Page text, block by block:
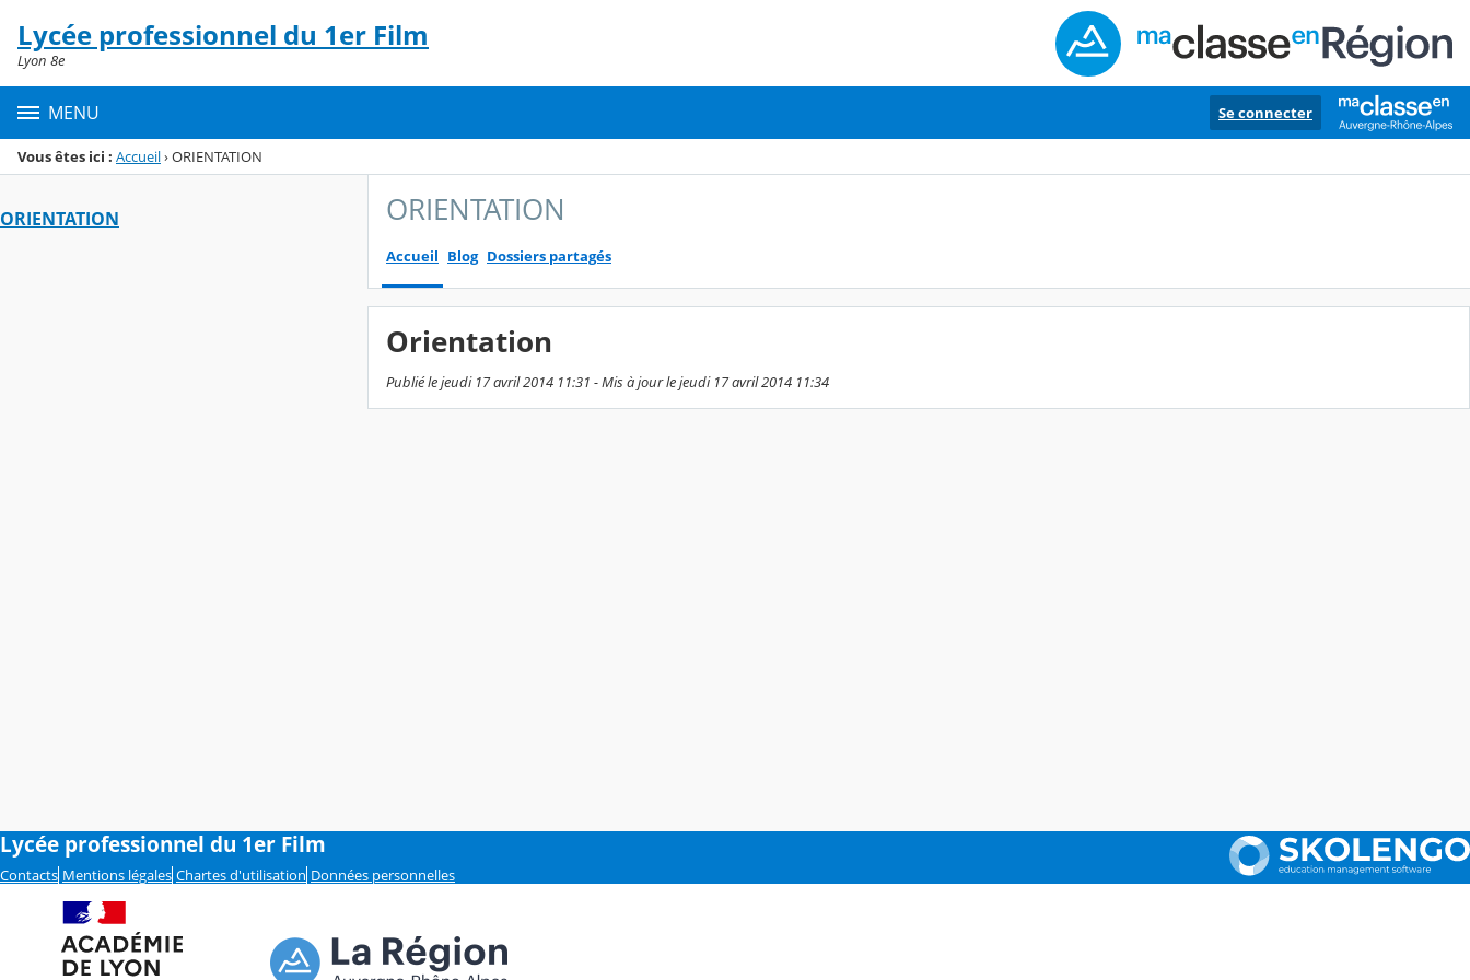
Menu de la rubrique
Contenu
Lycée professionnel du 1er Film
Lyon 8e
MENU Se connecter
Vous êtes ici : Accueil›ORIENTATION
ORIENTATION ORIENTATION
Accueil Blog Dossiers partagés
Orientation
Publié le jeudi 17 avril 2014 11:31 - Mis à jour le jeudi 17 avril 2014 11:34
Lycée professionnel du 1er Film
Contacts Mentions légales Chartes d'utilisation Données personnelles